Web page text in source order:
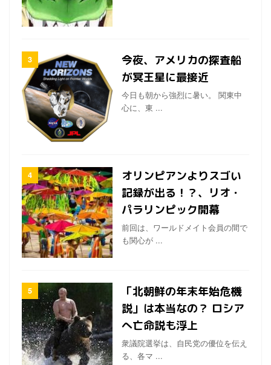
今夜、アメリカの探査船
が冥王星に最接近
今日も朝から強烈に暑い。 関東中
心に、東 ...
オリンピアンよりスゴい
記録が出る！？、リオ・
パラリンピック開幕
前回は、ワールドメイト会員の間で
も関心が ...
「北朝鮮の年末年始危機
説」は本当なの？ ロシア
へ亡命説も浮上
衆議院選挙は、自民党の優位を伝え
る、各マ ...